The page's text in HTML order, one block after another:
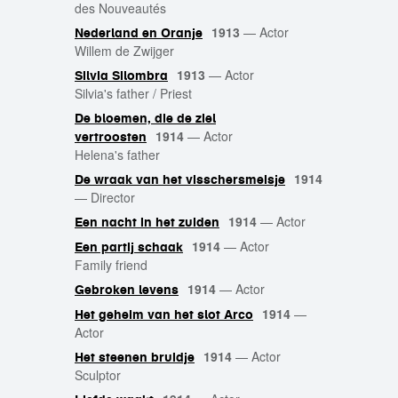
des Nouveautés
Nederland en Oranje 1913 — Actor
Willem de Zwijger
Silvia Silombra 1913 — Actor
Silvia's father / Priest
De bloemen, die de ziel
vertroosten
1914 — Actor
Helena's father
De wraak van het visschersmeisje
1914
— Director
Een nacht in het zuiden 1914 — Actor
Een partij schaak 1914 — Actor
Family friend
Gebroken levens 1914 — Actor
Het geheim van het slot Arco 1914 —
Actor
Het steenen bruidje 1914 — Actor
Sculptor